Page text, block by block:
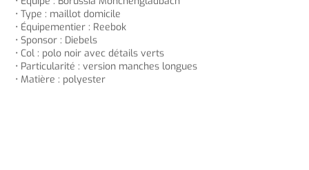
• Type : maillot domicile
• Équipementier : Reebok
• Sponsor : Diebels
• Col : polo noir avec détails verts
• Particularité : version manches longues
• Matière : polyester